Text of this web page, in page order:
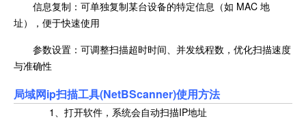
信息复制：可单独复制某台设备的特定信息（如 MAC 地
址），便于快速使用
参数设置：可调整扫描超时时间、并发线程数，优化扫描速度
与准确性
局域网ip扫描工具(NetBScanner)使用方法
1、打开软件，系统会自动扫描IP地址